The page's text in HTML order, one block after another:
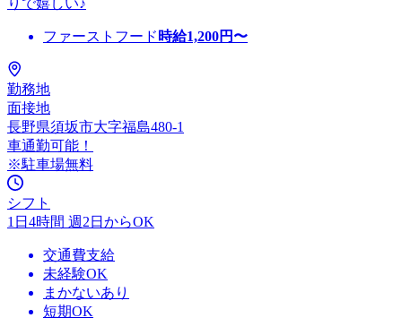
ファーストフード 時給1,200円〜
勤務地
面接地
長野県須坂市大字福島480-1
車通勤可能！
※駐車場無料
シフト
1日4時間 週2日からOK
交通費支給
未経験OK
まかないあり
短期OK